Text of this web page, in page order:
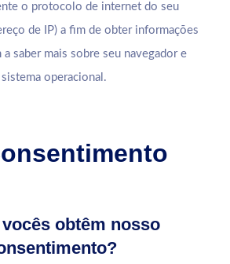
o protocolo de internet do seu
de IP) a fim de obter informações
a saber mais sobre seu navegador e
sistema operacional.
obtêm nosso